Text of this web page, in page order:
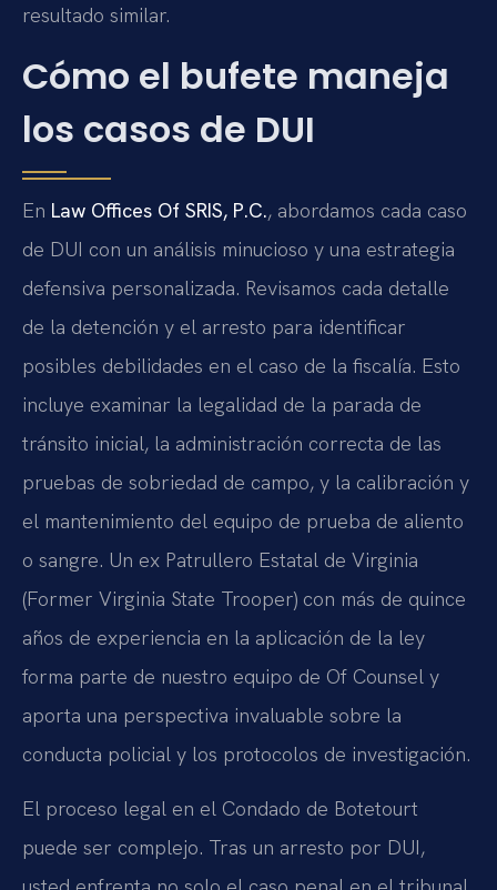
resultado similar.
Cómo el bufete maneja
los casos de DUI
En Law Offices Of SRIS, P.C., abordamos cada caso
de DUI con un análisis minucioso y una estrategia
defensiva personalizada. Revisamos cada detalle
de la detención y el arresto para identificar
posibles debilidades en el caso de la fiscalía. Esto
incluye examinar la legalidad de la parada de
tránsito inicial, la administración correcta de las
pruebas de sobriedad de campo, y la calibración y
el mantenimiento del equipo de prueba de aliento
o sangre. Un ex Patrullero Estatal de Virginia
(Former Virginia State Trooper) con más de quince
años de experiencia en la aplicación de la ley
forma parte de nuestro equipo de Of Counsel y
aporta una perspectiva invaluable sobre la
conducta policial y los protocolos de investigación.
El proceso legal en el Condado de Botetourt
puede ser complejo. Tras un arresto por DUI,